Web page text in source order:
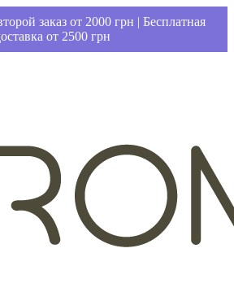
заказ от 2000 грн | Бесплатная
от 2500 грн